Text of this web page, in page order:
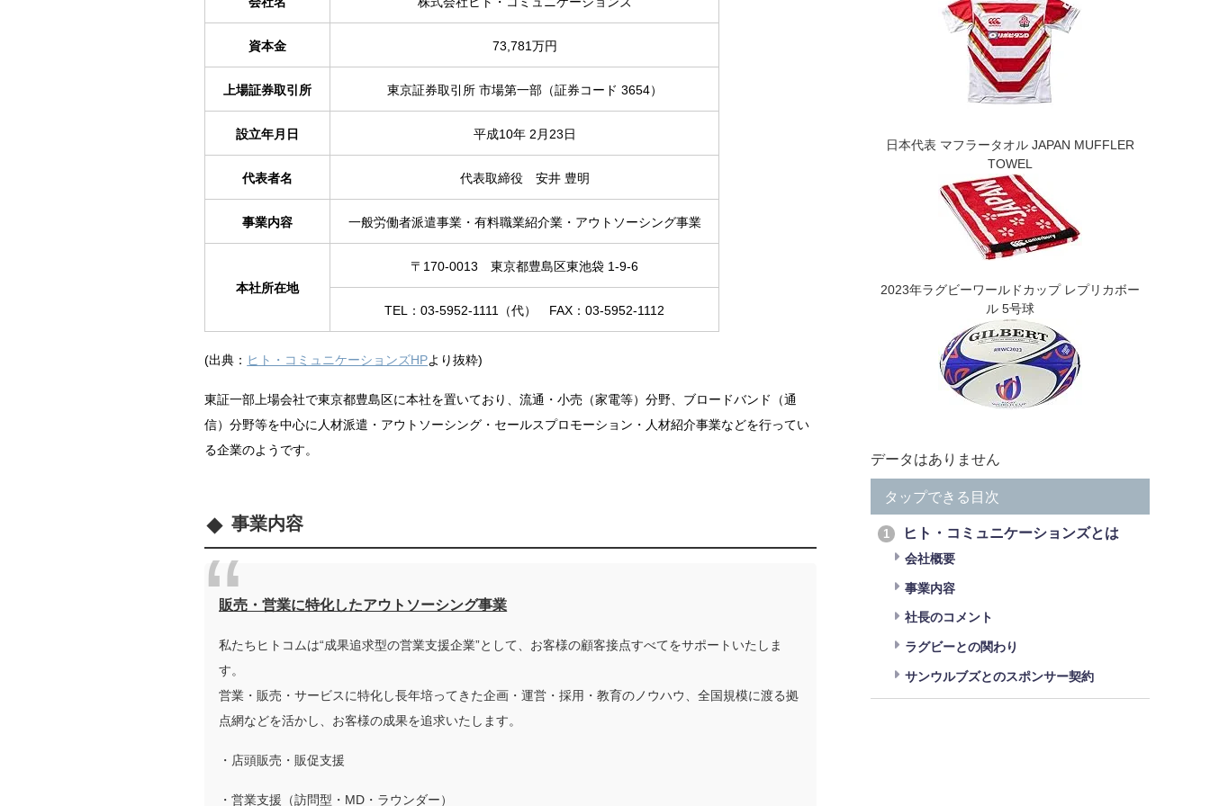
資本金 73,781万円
上場証券取引所 東京証券取引所 市場第一部（証券コード 3654）
設立年月日 平成10年 2月23日
代表者名 代表取締役 安井 豊明
事業内容 一般労働者派遣事業・有料職業紹介業・アウトソーシング事業
本社所在地
〒170-0013 東京都豊島区東池袋 1-9-6
TEL：03-5952-1111（代） FAX：03-5952-1112
(出典： ヒト・コミュニケーションズHPより抜粋)
東証一部上場会社で東京都豊島区に本社を置いており、流通・小売（家電等）分野、ブロードバンド（通
信）分野等を中心に 人材派遣・アウトソーシング・セールスプロモーション・人材紹介事業などを行ってい
る企業のようです。
事業内容
販売・営業に特化したアウトソーシング事業
私たちヒトコムは“成果追求型の営業支援企業”として、お客様の顧客接点すべてをサポートいたしま
す。
営業・販売・サービスに特化し長年培ってきた企画・運営・採用・教育のノウハウ、全国規模に渡る拠
点網などを活かし、お客様の成果を追求いたします。
・店頭販売・販促支援
・営業支援（訪問型・MD・ラウンダー）
日本代表 マフラータオル JAPAN MUFFLER
TOWEL
2023年ラグビーワールドカップ レプリカボー
ル 5号球
データはありません
タップできる目次
1 ヒト・コミュニケーションズとは
会社概要
事業内容
社長のコメント
ラグビーとの関わり
サンウルブズとのスポンサー契約